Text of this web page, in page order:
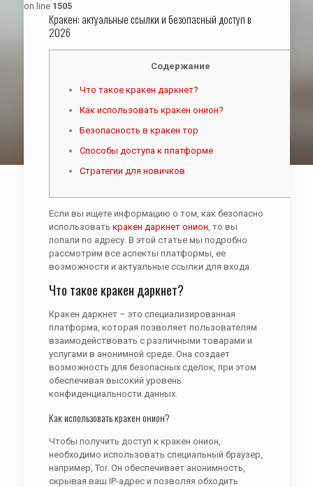
on line 1505
Кракен: актуальные ссылки и безопасный доступ в
2026
Содержание
Что такое кракен даркнет?
Как использовать кракен онион?
Безопасность в кракен тор
Способы доступа к платформе
Стратегии для новичков
Если вы ищете информацию о том, как безопасно
использовать кракен даркнет онион, то вы
попали по адресу. В этой статье мы подробно
рассмотрим все аспекты платформы, ее
возможности и актуальные ссылки для входа.
Что такое кракен даркнет?
Кракен даркнет – это специализированная
платформа, которая позволяет пользователям
взаимодействовать с различными товарами и
услугами в анонимной среде. Она создает
возможность для безопасных сделок, при этом
обеспечивая высокий уровень
конфиденциальности данных.
Как использовать кракен онион?
Чтобы получить доступ к кракен онион,
необходимо использовать специальный браузер,
например, Tor. Он обеспечивает анонимность,
скрывая ваш IP-адрес и позволяя обходить